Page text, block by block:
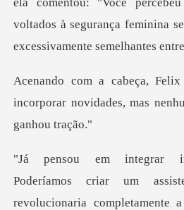
voltados à segurança feminina
incorporar novidades, mas ne
r um
revolucionaria completamente a